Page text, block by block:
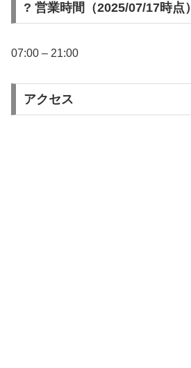
? 営業時間（2025/07/17時点）
07:00 – 21:00
アクセス